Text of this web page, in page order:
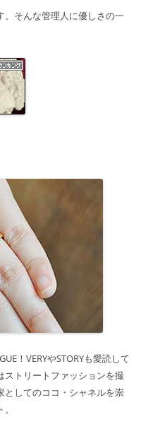
。そんな管理人に優しさの一
！VERYやSTORYも愛読して
ストリートファッションを撮
としてのココ・シャネルを崇